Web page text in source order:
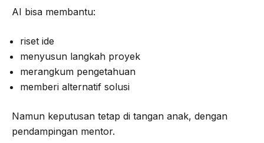
AI bisa membantu:
riset ide
menyusun langkah proyek
merangkum pengetahuan
memberi alternatif solusi
Namun keputusan tetap di tangan anak, dengan
pendampingan mentor.